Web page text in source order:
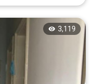
3,119